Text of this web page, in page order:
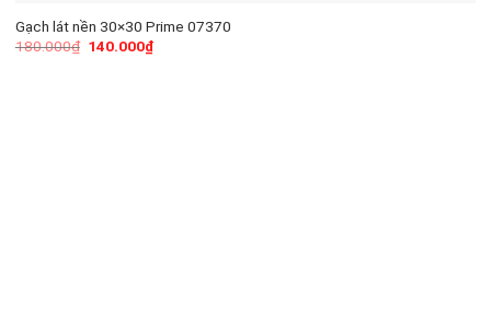
Gạch lát nền 30×30 Prime 07370
180.000₫ 140.000₫